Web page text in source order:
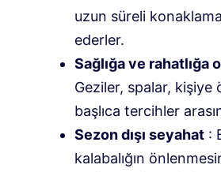
uzun süreli
ederler.
Sağlığa ve rahatlığa
Geziler, spalar, kişiye
başlıca tercihler
Sezon dışı seyahat :
kalabalığın